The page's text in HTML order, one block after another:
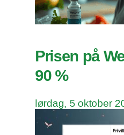
Prisen på
90 %
lørdag, 5 oktober